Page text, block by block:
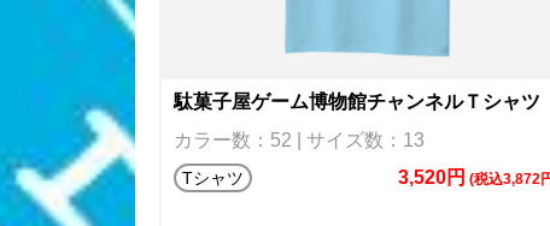
駄菓子屋ゲーム博物館チャンネルＴシャツ
カラー数：52 | サイズ数：13
Tシャツ 3,520円 (税込3,872